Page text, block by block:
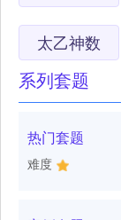
太乙神数
系列套题
热门套题
难度